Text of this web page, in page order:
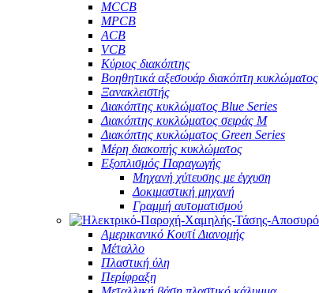
MCCB
MPCB
ACB
VCB
Κύριος διακόπτης
Βοηθητικά αξεσουάρ διακόπτη κυκλώματος
Ξανακλειστής
Διακόπτης κυκλώματος Blue Series
Διακόπτης κυκλώματος σειράς M
Διακόπτης κυκλώματος Green Series
Μέρη διακοπής κυκλώματος
Εξοπλισμός Παραγωγής
Μηχανή χύτευσης με έγχυση
Δοκιμαστική μηχανή
Γραμμή αυτοματισμού
Αμερικανικό Κουτί Διανομής
Μέταλλο
Πλαστική ύλη
Περίφραξη